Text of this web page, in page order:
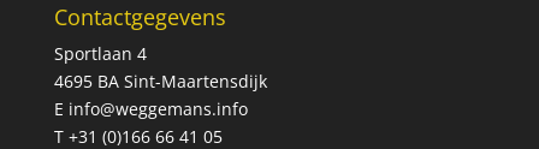
Contactgegevens
Sportlaan 4
4695 BA Sint-Maartensdijk
E info@weggemans.info
T +31 (0)166 66 41 05